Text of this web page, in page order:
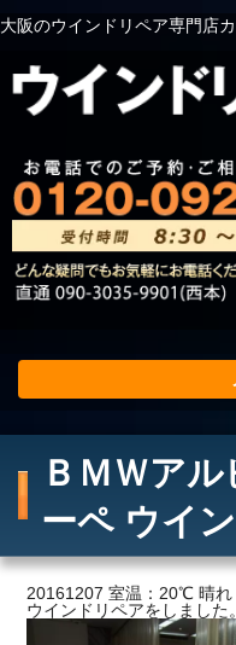
大阪のウインドリペア専門店
ＢＭＷア
ーペ ウイ
20161207 室温：20℃ 晴れ
ウインドリペアをしました。